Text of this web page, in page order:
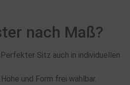
nach Maß?
Perfekter Sitz auch in individuellen
und Form frei wählbar.